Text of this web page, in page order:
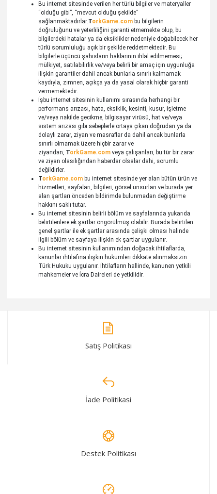
Bu internet sitesinde verilen her türlü bilgiler ve materyaller
“olduğu gibi”, “mevcut olduğu şekilde”
sağlanmaktadırlar.TorkGame.com bu bilgilerin
doğruluğunu ve yeterliliğini garanti etmemekte olup, bu
bilgilerdeki hatalar ya da eksiklikler nedeniyle doğabilecek her
türlü sorumluluğu açık bir şekilde reddetmektedir. Bu
bilgilerle üçüncü şahısların haklarının ihlal edilmemesi;
mülkiyet, satılabilirlik ve/veya belirli bir amaç için uygunluğa
ilişkin garantiler dahil ancak bunlarla sınırlı kalmamak
kaydıyla, zımnen, açıkça ya da yasal olarak hiçbir garanti
vermemektedir.
İşbu internet sitesinin kullanımı sırasında herhangi bir
performans arızası, hata, eksiklik, kesinti, kusur, işletme
ve/veya nakilde gecikme, bilgisayar virüsü, hat ve/veya
sistem arızası gibi sebeplerle ortaya çıkan doğrudan ya da
dolaylı zarar, ziyan ve masraflar da dahil ancak bunlarla
sınırlı olmamak üzere hiçbir zarar ve
ziyandan, TorkGame.com veya çalışanları, bu tür bir zarar
ve ziyan olasılığından haberdar olsalar dahi, sorumlu
değildirler.
TorkGame.com bu internet sitesinde yer alan bütün ürün ve
hizmetleri, sayfaları, bilgileri, görsel unsurları ve burada yer
alan şartları önceden bildirimde bulunmadan değiştirme
hakkını saklı tutar.
Bu internet sitesinin belirli bölüm ve sayfalarında yukarıda
belirtilenlere ek şartlar öngörülmüş olabilir. Burada belirtilen
genel şartlar ile ek şartlar arasında çelişki olması halinde
ilgili bölüm ve sayfaya ilişkin ek şartlar uygulanır.
Bu internet sitesinin kullanımından doğacak ihtilaflarda,
kanunlar ihtilafına ilişkin hükümleri dikkate alınmaksızın
Türk Hukuku uygulanır. İhtilafların hallinde, kanunen yetkili
mahkemeler ve İcra Daireleri de yetkilidir.​​
Satış Politikası
İade Politikasi
Destek Politikası